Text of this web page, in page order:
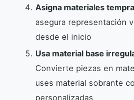
Asigna materiales
asegura representación
desde el inicio
Usa material base
Convierte piezas en
uses material sobrante
personalizadas